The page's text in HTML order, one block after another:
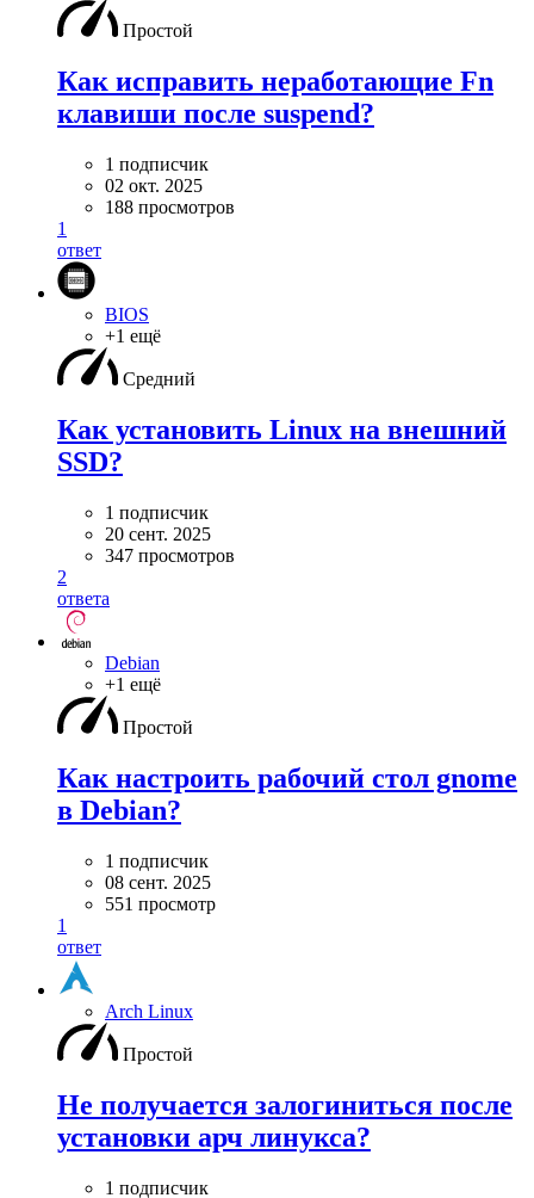
Простой
Как исправить неработающие Fn
клавиши после suspend?
1 подписчик
02 окт. 2025
188 просмотров
1
ответ
BIOS
+1 ещё
Средний
Как установить Linux на внешний
SSD?
1 подписчик
20 сент. 2025
347 просмотров
2
ответа
Debian
+1 ещё
Простой
Как настроить рабочий стол gnome
в Debian?
1 подписчик
08 сент. 2025
551 просмотр
1
ответ
Arch Linux
Простой
Не получается залогиниться после
установки арч линукса?
1 подписчик